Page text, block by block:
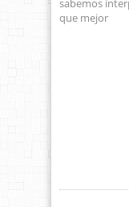
sabemos
que mejor